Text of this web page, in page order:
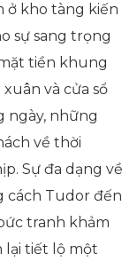
ở kho tàng kiến
sự sang trọng
tiền khung
và cửa sổ
ngày, những
về thời
Sự đa dạng về
cách Tudor đến
tranh khảm
lại tiết lộ một